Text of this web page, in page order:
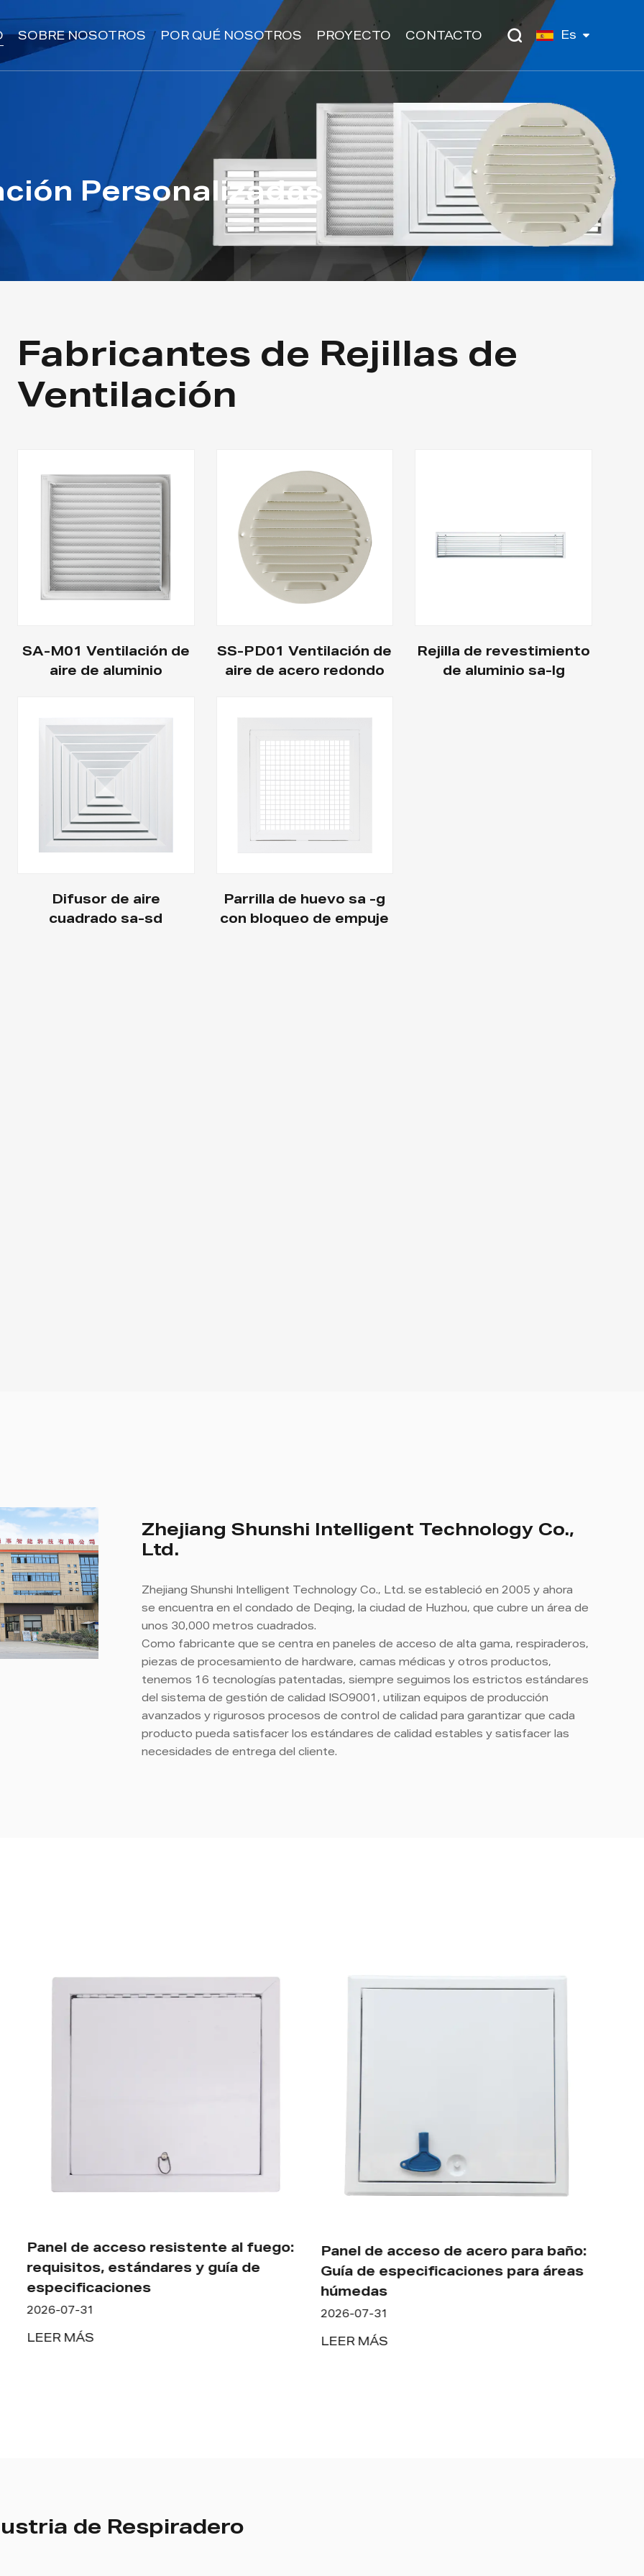
SOBRE NOSOTROS POR QUÉ NOSOTROS PROYECTO CONTACTO Es
Personalizadas
Fabricantes de Rejillas de
Ventilación
SA-M01 Ventilación de
aire de aluminio
SS-PD01 Ventilación de
aire de acero redondo
Rejilla de revestimiento
de aluminio sa-lg
Difusor de aire
cuadrado sa-sd
Parrilla de huevo sa -g
con bloqueo de empuje
Zhejiang Shunshi Intelligent Technology Co.,
Ltd.
Zhejiang Shunshi Intelligent Technology Co., Ltd. se estableció en 2005 y ahora
se encuentra en el condado de Deqing, la ciudad de Huzhou, que cubre un área de
unos 30,000 metros cuadrados.
Como fabricante que se centra en paneles de acceso de alta gama, respiraderos,
piezas de procesamiento de hardware, camas médicas y otros productos,
tenemos 16 tecnologías patentadas, siempre seguimos los estrictos estándares
del sistema de gestión de calidad ISO9001, utilizan equipos de producción
avanzados y rigurosos procesos de control de calidad para garantizar que cada
producto pueda satisfacer los estándares de calidad estables y satisfacer las
necesidades de entrega del cliente.
Panel de acceso resistente al fuego:
requisitos, estándares y guía de
especificaciones
2026-07-31
LEER MÁS
Panel de acceso de acero para baño:
Guía de especificaciones para áreas
húmedas
2026-07-31
LEER MÁS
de Respiradero